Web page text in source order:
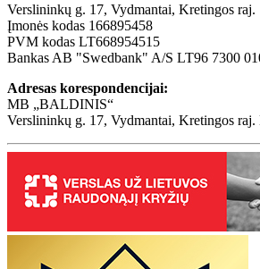
Verslininkų g. 17, Vydmantai, Kretingos raj.
Įmonės kodas 166895458
PVM kodas LT668954515
Bankas AB "Swedbank" A/S LT96 7300
Adresas korespondencijai:
MB „BALDINIS“
Verslininkų g. 17, Vydmantai, Kretingos raj.